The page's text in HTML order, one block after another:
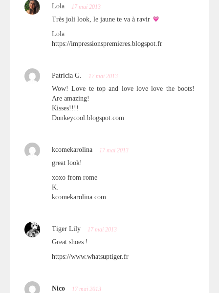
Lola 17 mai 2013
Très joli look, le jaune te va à ravir
Lola
https://impressionspremieres.blogspot.fr
Patricia G. 17 mai 2013
Wow! Love te top and love love love the boots!
Are amazing!
Kisses!!!!
Donkeycool.blogspot.com
kcomekarolina 17 mai 2013
great look!
xoxo from rome
K.
kcomekarolina.com
Tiger Lily 17 mai 2013
Great shoes !
https://www.whatsuptiger.fr
Nico 17 mai 2013